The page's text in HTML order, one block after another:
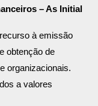
– As Initial
à emissão
obtenção de
organizacionais.
a valores